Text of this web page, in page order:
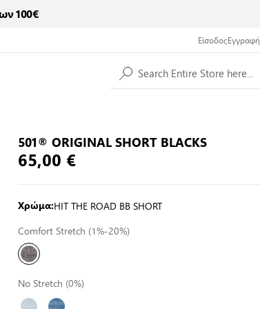
100€
ΕίσοδοςΕγγραφή
Search Entire Store here...
501® ORIGINAL SHORT BLACKS
65,00 €
Χρώμα:HIT THE ROAD BB SHORT
Comfort Stretch (1%-20%)
No Stretch (0%)